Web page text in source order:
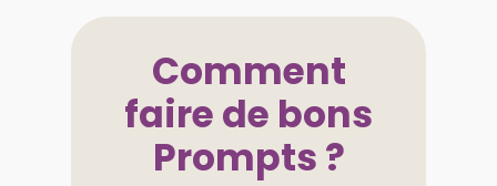
Comment
faire de bons
Prompts ?